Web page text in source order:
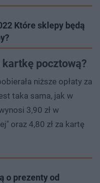
Które sklepy będą
pocztową?
niższe opłaty za
taka sama, jak w
3,90 zł w
oraz 4,80 zł za kartę
o prezenty od